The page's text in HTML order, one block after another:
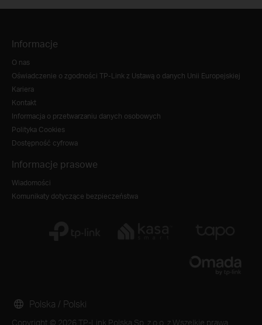
Informacje
O nas
Oświadczenie o zgodności TP-Link z Ustawą o danych Unii Europejskiej
Kariera
Kontakt
Informacja o przetwarzaniu danych osobowych
Polityka Cookies
Dostępność cyfrowa
Informacje prasowe
Wiadomości
Komunikaty dotyczące bezpieczeństwa
Copyright © 2026 TP-Link Polska Sp. z o.o. z Wszelkie prawa
Polska / Polski